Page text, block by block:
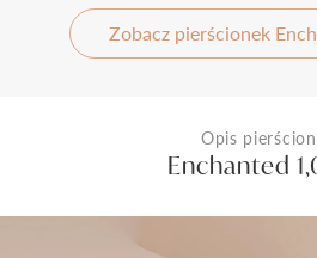
Zobacz pierścionek
Opis
Enchanted